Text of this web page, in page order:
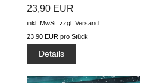
"prisma flow...
23,90 EUR
inkl. MwSt. zzgl. Versand
23,90 EUR pro Stück
Details